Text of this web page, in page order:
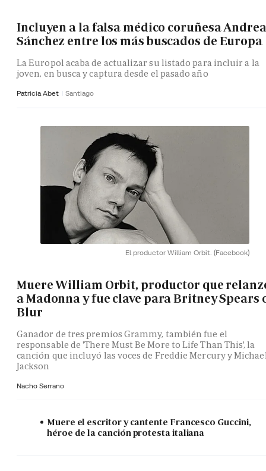
Incluyen a la falsa médico coruñesa Andrea
Sánchez entre los más buscados de Europa
La Europol acaba de actualizar su listado para incluir a la
joven, en busca y captura desde el pasado año
Patricia Abet Santiago
El productor William Orbit. (Facebook)
Muere William Orbit, productor que
a Madonna y fue clave para Britney Spears
Blur
Ganador de tres premios Grammy, también fue el
responsable de 'There Must Be More to Life Than This', la
canción que incluyó las voces de Freddie Mercury y
Jackson
Nacho Serrano
Muere el escritor y cantente Francesco Guccini,
héroe de la canción protesta italiana